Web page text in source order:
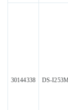
30144338 DS-